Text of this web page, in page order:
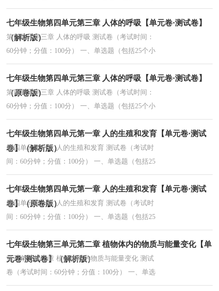
题，每个小题2分，共50分）1. 海盐奶茶是一种饮
品，以水、牛奶、红茶、糖、盐等为原料制作，其
中为人...
七年级生物第四单元第三章 人体的呼吸【单元卷·测试卷】
（解析版）
第四单元第三章 人体的呼吸 测试卷（考试时间：
60分钟；分值：100分） 一、单选题（包括25个小
题，每个小题2分，共50分）1. 呼吸是细胞生物的
基本特征，人体通过呼吸系统完成呼吸。如图是人
体呼...
七年级生物第四单元第三章 人体的呼吸【单元卷·测试卷】
（原卷版）
第四单元第三章 人体的呼吸 测试卷（考试时间：
60分钟；分值：100分） 一、单选题（包括25个小
题，每个小题2分，共50分）1. 呼吸是细胞生物的
基本特征，人体通过呼吸系统完成呼吸。如图是人
体呼...
七年级生物第四单元第一章 人的生殖和发育【单元卷·测试
卷】（解析版）
第四单元第一章 人的生殖和发育 测试卷（考试时
间：60分钟；分值：100分） 一、单选题（包括25
个小题，每个小题2分，共50分）阅读下面的小故
事，回答下列第1~6题：我是人体内一个长得像小
蝌蚪的...
七年级生物第四单元第一章 人的生殖和发育【单元卷·测试
卷】（原卷版）
第四单元第一章 人的生殖和发育 测试卷（考试时
间：60分钟；分值：100分） 一、单选题（包括25
个小题，每个小题2分，共50分）阅读下面的小故
事，回答下列第1~6题：我是人体内一个长得像小
蝌蚪的...
七年级生物第三单元第二章 植物体内的物质与能量变化【单
元卷·测试卷】（解析版）
第三单元第二章 植物体内的物质与能量变化 测试
卷（考试时间：60分钟；分值：100分） 一、单选
题（包括25个小题，每个小题2分，共50分）1．茉